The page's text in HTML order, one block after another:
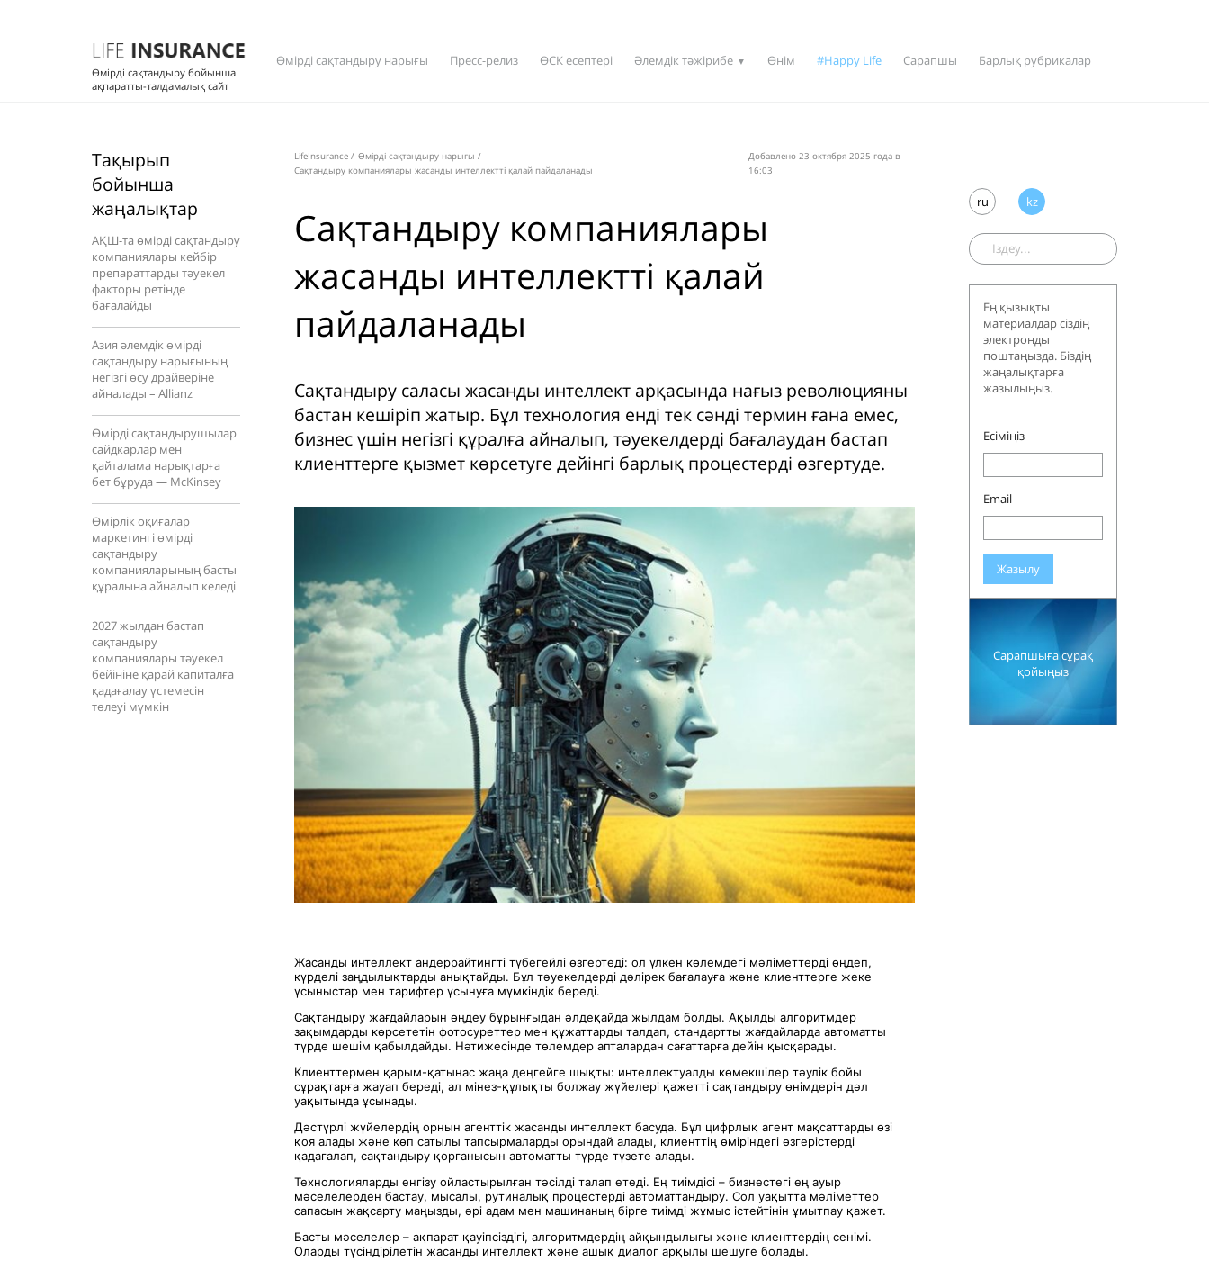
Өмірді сақтандыру бойынша
ақпаратты-талдамалық сайт
Өмірді сақтандыру нарығы Пресс-релиз ӨСК есептері Әлемдік тәжірибе ▼ Өнім #Happy Life Сарапшы Барлық рубрикалар
Тақырып
бойынша
жаңалықтар
АҚШ-та өмірді сақтандыру
компаниялары кейбір
препараттарды тәуекел
факторы ретінде
бағалайды
Азия әлемдік өмірді
сақтандыру нарығының
негізгі өсу драйверіне
айналады – Allianz
Өмірді сақтандырушылар
сайдкарлар мен
қайталама нарықтарға
бет бұруда — McKinsey
Өмірлік оқиғалар
маркетингі өмірді
сақтандыру
компанияларының басты
құралына айналып келеді
2027 жылдан бастап
сақтандыру
компаниялары тәуекел
бейініне қарай капиталға
қадағалау үстемесін
төлеуі мүмкін
LifeInsurance / Өмірді сақтандыру нарығы /
Сақтандыру компаниялары жасанды интеллектті қалай пайдаланады
Добавлено 23 октября 2025 года в
16:03
Сақтандыру компаниялары
жасанды интеллектті қалай
пайдаланады
Сақтандыру саласы жасанды интеллект арқасында нағыз революцияны
бастан кешіріп жатыр. Бұл технология енді тек сәнді термин ғана емес,
бизнес үшін негізгі құралға айналып, тәуекелдерді бағалаудан бастап
клиенттерге қызмет көрсетуге дейінгі барлық процестерді өзгертуде.
Жасанды интеллект андеррайтингті түбегейлі өзгертеді: ол үлкен көлемдегі мәліметтерді өңдеп,
күрделі заңдылықтарды анықтайды. Бұл тәуекелдерді дәлірек бағалауға және клиенттерге жеке
ұсыныстар мен тарифтер ұсынуға мүмкіндік береді.
Сақтандыру жағдайларын өңдеу бұрынғыдан әлдеқайда жылдам болды. Ақылды алгоритмдер
зақымдарды көрсететін фотосуреттер мен құжаттарды талдап, стандартты жағдайларда автоматты
түрде шешім қабылдайды. Нәтижесінде төлемдер апталардан сағаттарға дейін қысқарады.
Клиенттермен қарым-қатынас жаңа деңгейге шықты: интеллектуалды көмекшілер тәулік бойы
сұрақтарға жауап береді, ал мінез-құлықты болжау жүйелері қажетті сақтандыру өнімдерін дәл
уақытында ұсынады.
Дәстүрлі жүйелердің орнын агенттік жасанды интеллект басуда. Бұл цифрлық агент мақсаттарды өзі
қоя алады және көп сатылы тапсырмаларды орындай алады, клиенттің өміріндегі өзгерістерді
қадағалап, сақтандыру қорғанысын автоматты түрде түзете алады.
Технологияларды енгізу ойластырылған тәсілді талап етеді. Ең тиімдісі – бизнестегі ең ауыр
мәселелерден бастау, мысалы, рутиналық процестерді автоматтандыру. Сол уақытта мәліметтер
сапасын жақсарту маңызды, әрі адам мен машинаның бірге тиімді жұмыс істейтінін ұмытпау қажет.
Басты мәселелер – ақпарат қауіпсіздігі, алгоритмдердің айқындылығы және клиенттердің сенімі.
Оларды түсіндірілетін жасанды интеллект және ашық диалог арқылы шешуге болады.
ru kz
Ең қызықты
материалдар сіздің
электронды
поштаңызда. Біздің
жаңалықтарға
жазылыңыз.
Есіміңіз
Email
Жазылу
Сарапшыға сұрақ
қойыңыз